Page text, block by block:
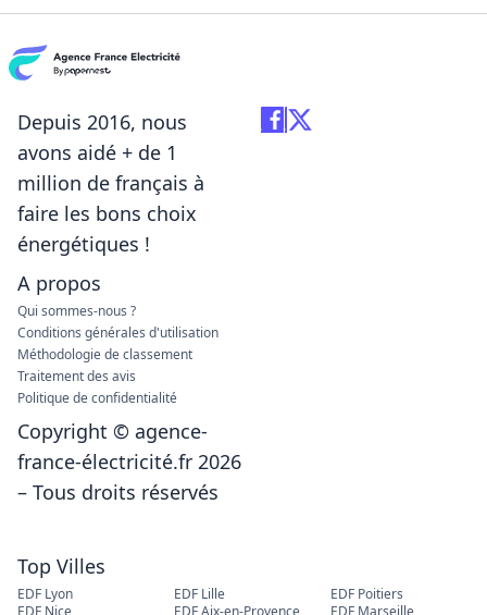
Top Villes
EDF Lyon EDF Lille
EDF Poitiers
EDF Nice
EDF Aix-en-Provence EDF Marseille
Depuis 2016, nous
avons aidé + de 1
million de français à
faire les bons choix
énergétiques !
A propos
Qui sommes-nous ?
Conditions générales d'utilisation
Méthodologie de classement
Traitement des avis
Politique de confidentialité
Copyright © agence-
france-électricité.fr 2026
– Tous droits réservés